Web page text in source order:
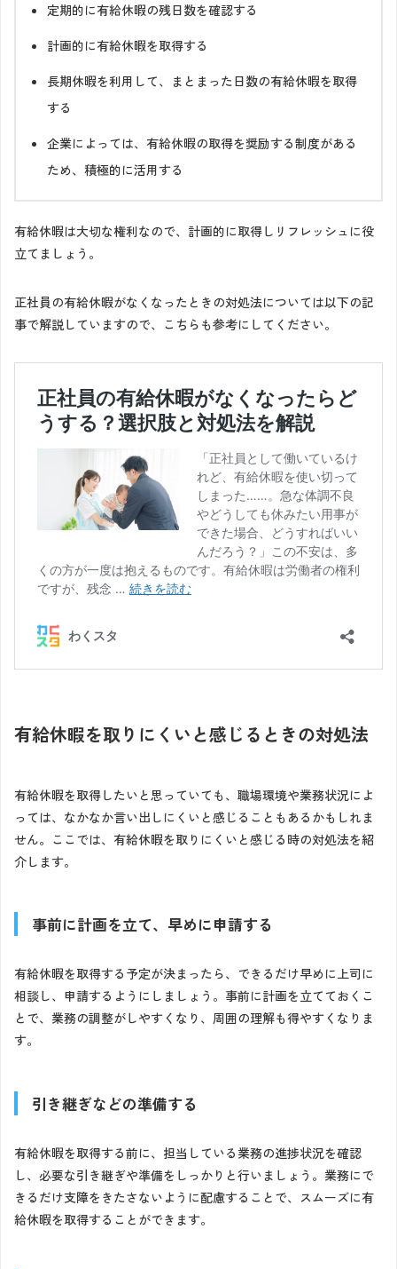
定期的に有給休暇の残日数を確認する
計画的に有給休暇を取得する
長期休暇を利用して、まとまった日数の有給休暇を取得
する
企業によっては、有給休暇の取得を奨励する制度がある
ため、積極的に活用する
有給休暇は大切な権利なので、計画的に取得しリフレッシュに役
立てましょう。
正社員の有給休暇がなくなったときの対処法については以下の記
事で解説していますので、こちらも参考にしてください。
有給休暇を取りにくいと感じるときの対処法
有給休暇を取得したいと思っていても、職場環境や業務状況によ
っては、なかなか言い出しにくいと感じることもあるかもしれま
せん。ここでは、有給休暇を取りにくいと感じる時の対処法を紹
介します。
事前に計画を立て、早めに申請する
有給休暇を取得する予定が決まったら、できるだけ早めに上司に
相談し、申請するようにしましょう。事前に計画を立てておくこ
とで、業務の調整がしやすくなり、周囲の理解も得やすくなりま
す。
引き継ぎなどの準備する
有給休暇を取得する前に、担当している業務の進捗状況を確認
し、必要な引き継ぎや準備をしっかりと行いましょう。業務にで
きるだけ支障をきたさないように配慮することで、スムーズに有
給休暇を取得することができます。